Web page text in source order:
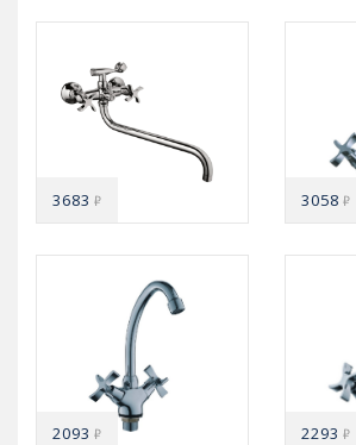
3683₽ 3058₽
2093₽ 2293₽